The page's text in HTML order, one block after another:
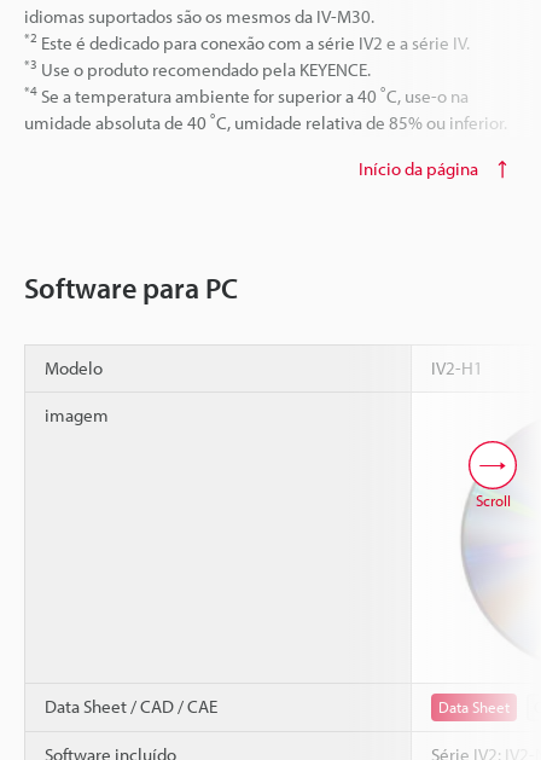
idiomas suportados são os mesmos da IV-M30.
*2 Este é dedicado para conexão com a série IV2 e a série IV.
*3 Use o produto recomendado pela KEYENCE.
*4 Se a temperatura ambiente for superior a 40 ˚C, use-o na
umidade absoluta de 40 ˚C, umidade relativa de 85% ou inferior.
Início da página
Software para PC
Modelo IV2-H1
imagem
Data Sheet / CAD / CAE Data Sheet
Software incluído
Série IV2:
Scroll